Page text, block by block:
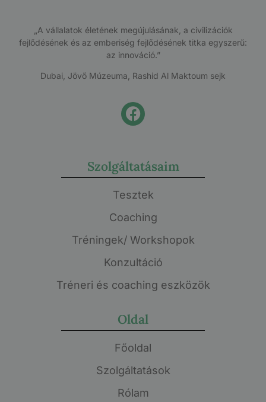
„A vállalatok életének megújulásának, a civilizációk
fejlődésének és az emberiség fejlődésének titka egyszerű:
az innováció.”
Dubai, Jövő Múzeuma, Rashid Al Maktoum sejk
Szolgáltatásaim
Tesztek
Coaching
Tréningek/ Workshopok
Konzultáció
Tréneri és coaching eszközök
Oldal
Főoldal
Szolgáltatások
Rólam